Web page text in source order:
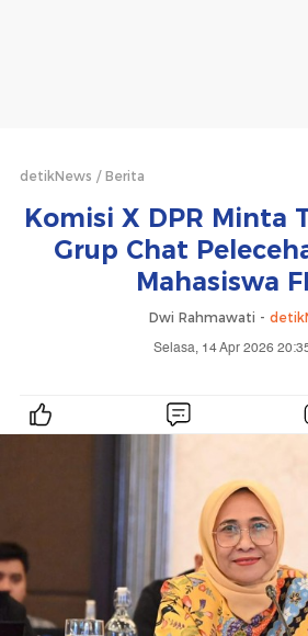
detikNews Berita
Komisi X DPR Minta
Grup Chat
Mahasiswa
Dwi Rahmawati -
Selasa, 14 Apr 2026